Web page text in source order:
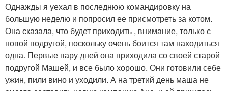
Однажды я уехал в последнюю командировку на
большую неделю и попросил ее присмотреть за котом.
Она сказала, что будет приходить , внимание, только с
новой подругой, поскольку очень боится там находиться
одна. Первые пару дней она приходила со своей старой
подругой Машей, и все было хорошо. Они готовили себе
ужин, пили вино и уходили. А на третий день маша не